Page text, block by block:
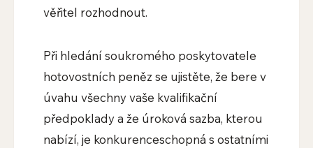
věřitel rozhodnout.
Při hledání soukromého poskytovatele
hotovostních peněz se ujistěte, že bere v
úvahu všechny vaše kvalifikační
předpoklady a že úroková sazba, kterou
nabízí, je konkurenceschopná s ostatními